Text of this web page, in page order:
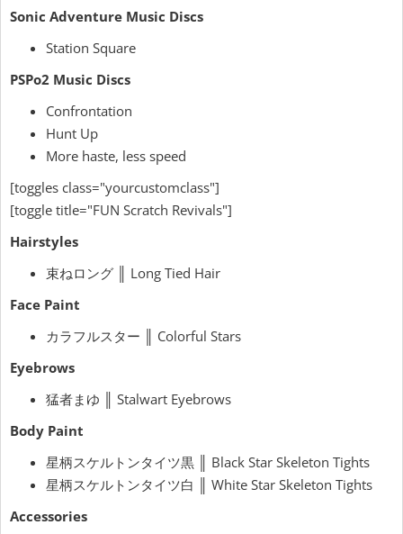
Sonic Adventure Music Discs
Station Square
PSPo2 Music Discs
Confrontation
Hunt Up
More haste, less speed
[toggles class="yourcustomclass"]
[toggle title="FUN Scratch Revivals"]
Hairstyles
束ねロング ║ Long Tied Hair
Face Paint
カラフルスター ║ Colorful Stars
Eyebrows
猛者まゆ ║ Stalwart Eyebrows
Body Paint
星柄スケルトンタイツ黒 ║ Black Star Skeleton Tights
星柄スケルトンタイツ白 ║ White Star Skeleton Tights
Accessories